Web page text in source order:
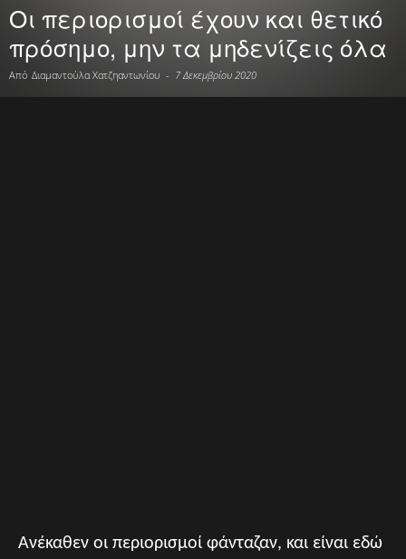
Οι περιορισμοί έχουν και θετικό
πρόσημο, μην τα μηδενίζεις όλα
Από Διαμαντούλα Χατζηαντωνίου - 7 Δεκεμβρίου 2020
Ανέκαθεν οι περιορισμοί φάνταζαν, και είναι εδώ